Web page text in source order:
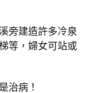
旁建造許多冷泉
等，婦女可站或
治病！